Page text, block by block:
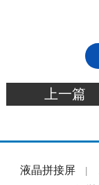
上一篇
液晶拼接屏 |